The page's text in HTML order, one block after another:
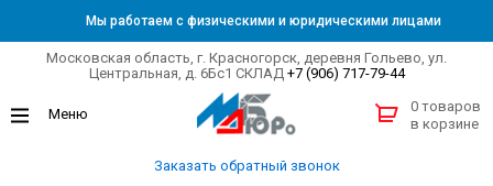
Мы работаем с физическими и юридическими лицами
Московская область, г. Красногорск, деревня Гольево, ул.
Центральная, д. 6Бс1 СКЛАД +7 (906) 717-79-44
Заказать обратный звонок
0 товаров
в корзине